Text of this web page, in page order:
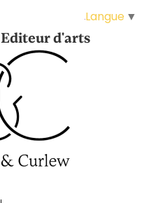
Editeur d'arts
Langue ▼